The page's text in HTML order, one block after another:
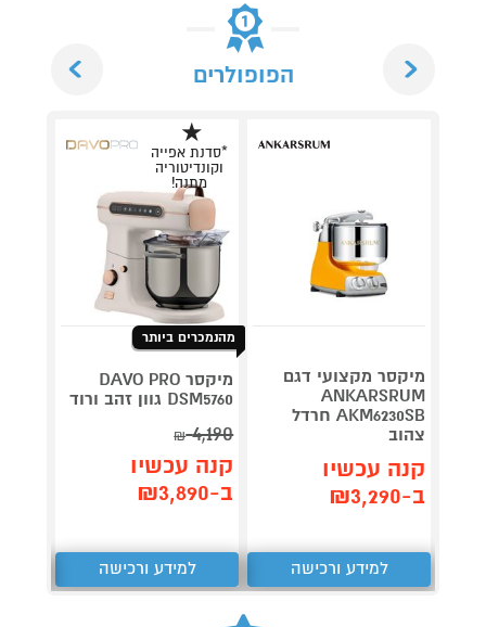
הפופולרים
מיקסר מקצועי דגם
ANKARSRUM
AKM6230SB חרדל
צהוב
קנה עכשיו
ב-₪3,290
למידע ורכישה
*סדנת אפייה
וקונדיטוריה
מתנה!
מהנמכרים ביותר
מיקסר DAVO PRO
DSM5760 גוון זהב ורוד
4,190
₪
קנה עכשיו
ב-₪3,890
למידע ורכישה